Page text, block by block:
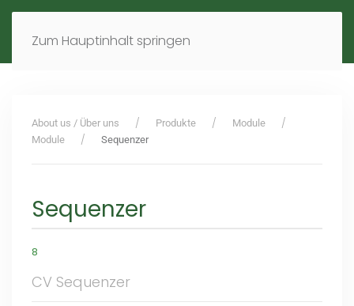
Zum Hauptinhalt springen
EN
About us / Über uns Produkte
Module
Module
Sequenzer
Sequenzer
8
CV Sequenzer